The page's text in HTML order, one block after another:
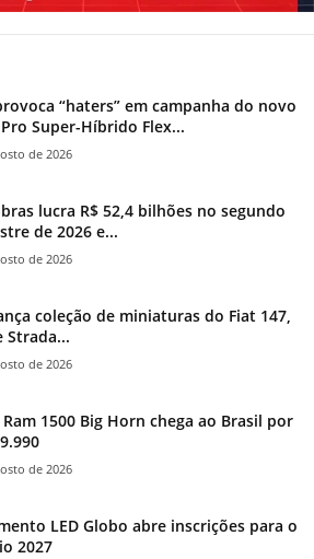
“haters” em campanha do novo
Super-Híbrido Flex...
de 2026
lucra R$ 52,4 bilhões no segundo
de 2026 e...
de 2026
coleção de miniaturas do Fiat 147,
Strada...
de 2026
1500 Big Horn chega ao Brasil por
de 2026
LED Globo abre inscrições para o
2027